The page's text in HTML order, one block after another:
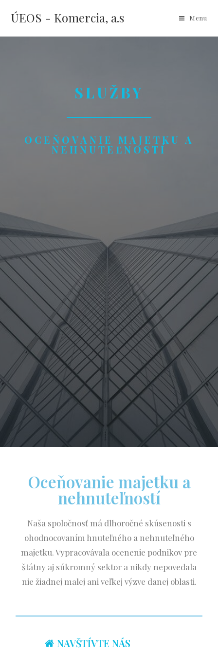
ÚEOS - Komercia, a.s Menu
SLUŽBY
OCEŇOVANIE MAJETKU A
NEHNUTEĽNOSTÍ
Oceňovanie majetku a
nehnuteľností
Naša spoločnosť má dlhoročné skúsenosti s
ohodnocovaním hnuteľného a nehnuteľného
majetku. Vypracovávala ocenenie podnikov pre
štátny aj súkromný sektor a nikdy nepovedala
nie žiadnej malej ani veľkej výzve danej oblasti.
NAVŠTÍVTE NÁS